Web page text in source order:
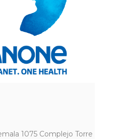
1075 Complejo Torre